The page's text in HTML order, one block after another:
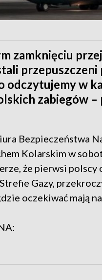
zamknięciu
odczytujemy w
zabiegów –
Bezpieczeństwa
Kolarskim w
że pierwsi
Gazy,
oczekiwać mają